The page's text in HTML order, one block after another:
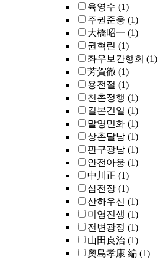
육영수 (1)
주권준웅 (1)
大橋昭一 (1)
권혁린 (1)
좌우보간행회 (1)
芳賀徹 (1)
용전절 (1)
천촌정행 (1)
길본건일 (1)
말영민화 (1)
상촌달남 (1)
판구광남 (1)
안전아웅 (1)
中川正 (1)
삼전장 (1)
산하우신 (1)
미영진생 (1)
전변광정 (1)
山田良治 (1)
奧島孝康 編 (1)